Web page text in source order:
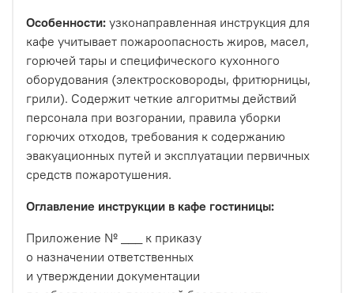
Особенности: узконаправленная инструкция для
кафе учитывает пожароопасность жиров, масел,
горючей тары и специфического кухонного
оборудования (электросковороды, фритюрницы,
грили). Содержит четкие алгоритмы действий
персонала при возгорании, правила уборки
горючих отходов, требования к содержанию
эвакуационных путей и эксплуатации первичных
средств пожаротушения.
Оглавление инструкции в кафе гостиницы:
Приложение № ___ к приказу
о назначении ответственных
и утверждении документации